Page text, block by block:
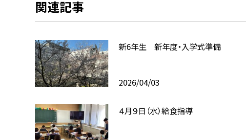
関連記事
新6年生 新年度・入学式準備
2026/04/03
４月９日（水）給食指導